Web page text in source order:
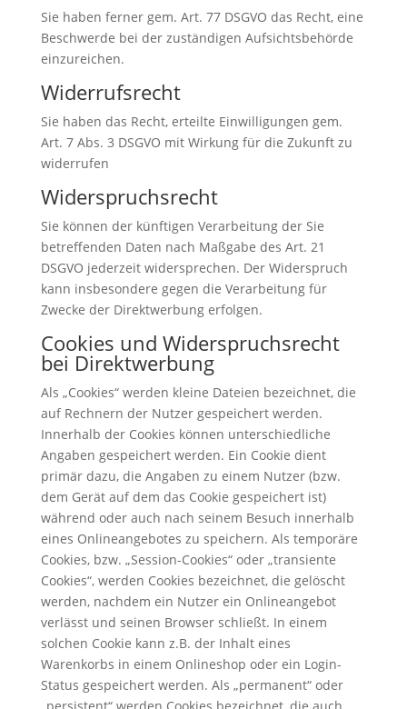
Sie haben ferner gem. Art. 77 DSGVO das Recht, eine
Beschwerde bei der zuständigen Aufsichtsbehörde
einzureichen.
Widerrufsrecht
Sie haben das Recht, erteilte Einwilligungen gem.
Art. 7 Abs. 3 DSGVO mit Wirkung für die Zukunft zu
widerrufen
Widerspruchsrecht
Sie können der künftigen Verarbeitung der Sie
betreffenden Daten nach Maßgabe des Art. 21
DSGVO jederzeit widersprechen. Der Widerspruch
kann insbesondere gegen die Verarbeitung für
Zwecke der Direktwerbung erfolgen.
Cookies und Widerspruchsrecht
bei Direktwerbung
Als „Cookies“ werden kleine Dateien bezeichnet, die
auf Rechnern der Nutzer gespeichert werden.
Innerhalb der Cookies können unterschiedliche
Angaben gespeichert werden. Ein Cookie dient
primär dazu, die Angaben zu einem Nutzer (bzw.
dem Gerät auf dem das Cookie gespeichert ist)
während oder auch nach seinem Besuch innerhalb
eines Onlineangebotes zu speichern. Als temporäre
Cookies, bzw. „Session-Cookies“ oder „transiente
Cookies“, werden Cookies bezeichnet, die gelöscht
werden, nachdem ein Nutzer ein Onlineangebot
verlässt und seinen Browser schließt. In einem
solchen Cookie kann z.B. der Inhalt eines
Warenkorbs in einem Onlineshop oder ein Login-
Status gespeichert werden. Als „permanent“ oder